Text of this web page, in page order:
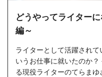
どうやってライター
編～
ライターとして活躍され
いうお仕事に就いたのか
る現役ライターのてらま